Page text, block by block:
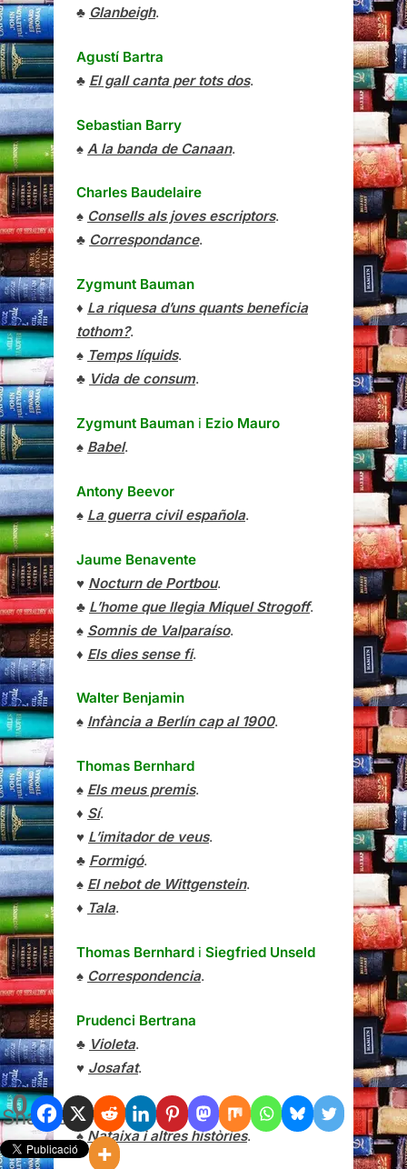
0
Shares
♣ Glanbeigh.
Agustí Bartra
♣ El gall canta per tots dos.
Sebastian Barry
♠ A la banda de Canaan.
Charles Baudelaire
♠ Consells als joves escriptors.
♣ Correspondance.
Zygmunt Bauman
♦ La riquesa d’uns quants beneficia
tothom?.
♠ Temps líquids.
♣ Vida de consum.
Zygmunt Bauman i Ezio Mauro
♠ Babel.
Antony Beevor
♠ La guerra civil española.
Jaume Benavente
♥ Nocturn de Portbou.
♣ L’home que llegia Miquel Strogoff.
♠ Somnis de Valparaíso.
♦ Els dies sense fi.
Walter Benjamin
♠ Infància a Berlín cap al 1900.
Thomas Bernhard
♠ Els meus premis.
♦ Sí.
♥ L’imitador de veus.
♣ Formigó.
♠ El nebot de Wittgenstein.
♦ Tala.
Thomas Bernhard i Siegfried Unseld
♠ Correspondencia.
Prudenci Bertrana
♣ Violeta.
♥ Josafat.
David Bezmozgis
♠Nataixa i altres històries.